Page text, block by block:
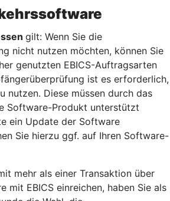
gilt: Wenn Sie die
nicht nutzen möchten, können Sie
genutzten EBICS-Auftragsarten
ist es erforderlich,
nutzen. Diese müssen durch das
Software-Produkt unterstützt
ein Update der Software
Sie hierzu ggf. auf Ihren Software-
mehr als einer Transaktion über
mit EBICS einreichen, haben Sie als